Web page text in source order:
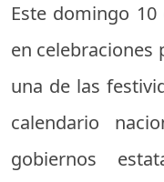
Este domingo
en celebraciones
una de las
calendario
gobiernos